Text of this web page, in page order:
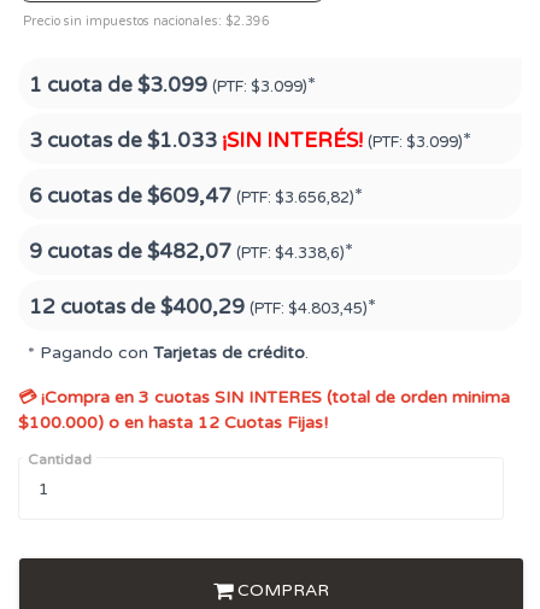
Precio sin impuestos nacionales: $2.396
1 cuota de$3.099 (PTF: $3.099)*
3 cuotas de$1.033 ¡SIN INTERÉS! (PTF: $3.099)*
6 cuotas de$609,47 (PTF: $3.656,82)*
9 cuotas de$482,07 (PTF: $4.338,6)*
12 cuotas de$400,29 (PTF: $4.803,45)*
* Pagando con Tarjetas de crédito.
💳 ¡Compra en 3 cuotas SIN INTERES (total de orden minima
$100.000) o en hasta 12 Cuotas Fijas!
Cantidad
COMPRAR